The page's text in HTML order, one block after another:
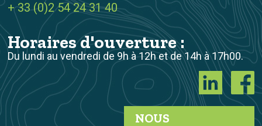
+ 33 (0)2 54 24 31 40
Horaires d'ouverture :
Du lundi au vendredi de 9h à 12h et de 14h à 17h00.
NOUS